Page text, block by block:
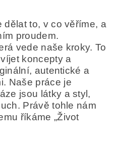
dělat to, v co věříme, a
proudem.
vede naše kroky. To
koncepty a
autentické a
Naše práce je
jsou látky a styl,
Právě tohle nám
říkáme „Život